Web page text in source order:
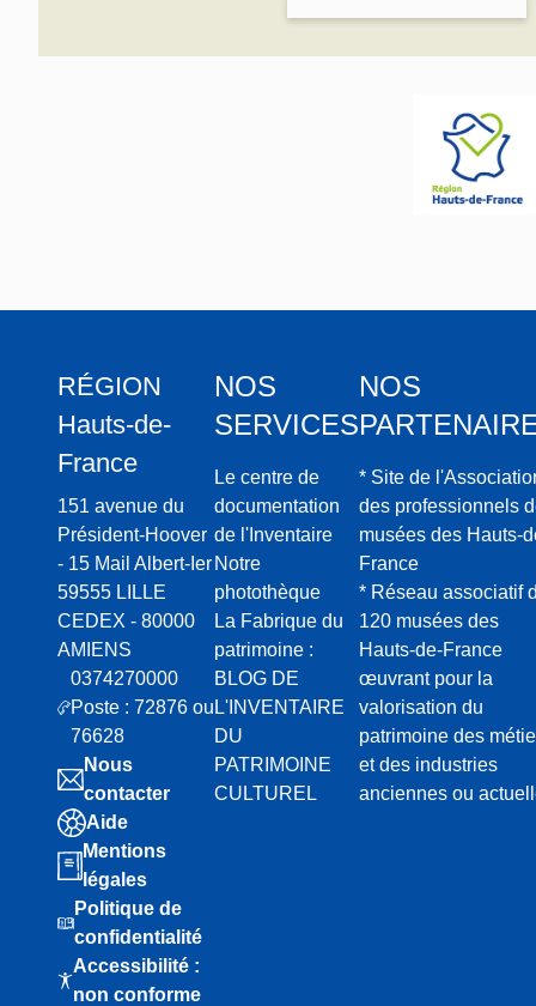
RÉGION
Hauts-de-
France
151 avenue du
Président-Hoover
- 15 Mail Albert-Ier
59555 LILLE
CEDEX - 80000
AMIENS
0374270000
Poste : 72876 ou
76628
Nous
contacter
Aide
Mentions
légales
Politique de
confidentialité
Accessibilité :
non conforme
NOS
SERVICES
Le centre de
documentation
de l'Inventaire
Notre
photothèque
La Fabrique du
patrimoine :
BLOG DE
L'INVENTAIRE
DU
PATRIMOINE
CULTUREL
NOS
* Site de
des professionnels
musées des Hauts-
France
* Réseau associatif
120 musées des
Hauts-de-France
œuvrant pour la
valorisation du
patrimoine des
et des industries
anciennes ou